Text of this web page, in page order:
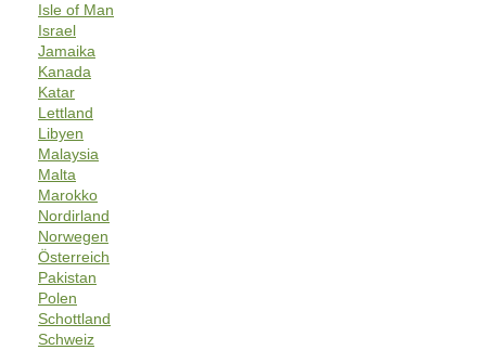
Isle of Man
Israel
Jamaika
Kanada
Katar
Lettland
Libyen
Malaysia
Malta
Marokko
Nordirland
Norwegen
Österreich
Pakistan
Polen
Schottland
Schweiz